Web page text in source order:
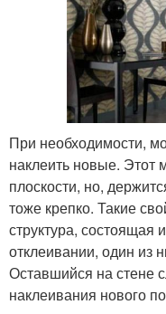
При необходимости,
наклеить новые. Этот
плоскости, но,
тоже крепко. Такие
структура, состоящая
отклеивании, один из
Оставшийся на стене
наклеивания нового